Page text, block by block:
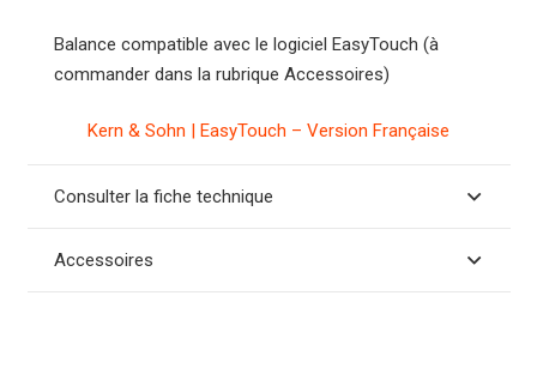
Balance compatible avec le logiciel EasyTouch (à
commander dans la rubrique Accessoires)
Kern & Sohn | EasyTouch – Version Française
Consulter la fiche technique
Accessoires